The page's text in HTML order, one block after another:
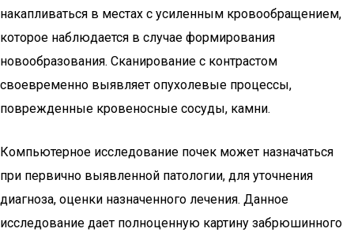
накапливаться в местах с усиленным кровообращением,
которое наблюдается в случае формирования
новообразования. Сканирование с контрастом
своевременно выявляет опухолевые процессы,
поврежденные кровеносные сосуды, камни.
Компьютерное исследование почек может назначаться
при первично выявленной патологии, для уточнения
диагноза, оценки назначенного лечения. Данное
исследование дает полноценную картину забрюшинного